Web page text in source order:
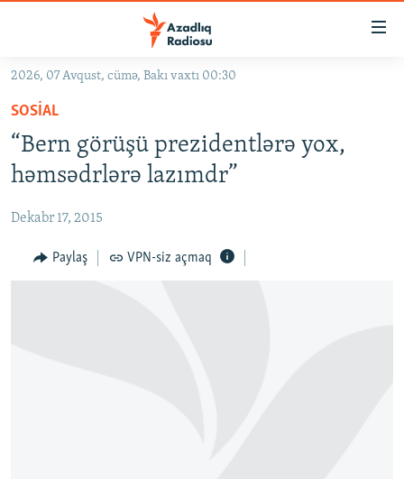
Əsas
qayıt
Əsas
naviqasiyaya
qayıt
Axtarışa
GÜNDƏM
#İZAHLA
KORRUPSIOMETR
FƏRQƏ BAX
QANUNI DOĞRU
2026, 07 Avqust, cümə, Bakı vaxtı 00:30
SOSIAL
“Bern görüşü prezidentlərə yox,
həmsədrlərə lazımdr”
Dekabr 17, 2015
Paylaş VPN-siz açmaq